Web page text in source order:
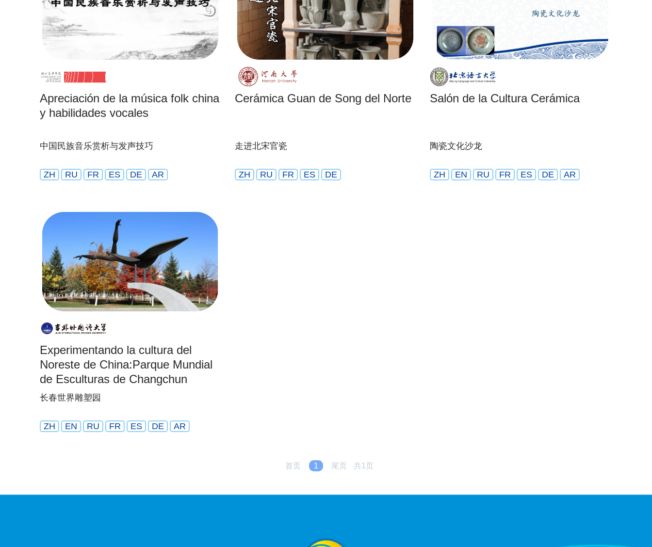
Apreciación de la música folk china
y habilidades vocales
中国民族音乐赏析与发声技巧
ZH RU FR ES DE AR
Cerámica Guan de Song del Norte
走进北宋官瓷
ZH RU FR ES DE
Salón de la Cultura Cerámica
陶瓷文化沙龙
ZH EN RU FR ES DE AR
Experimentando la cultura del
Noreste de China:Parque Mundial
de Esculturas de Changchun
长春世界雕塑园
ZH EN RU FR ES DE AR
首页 1 尾页 共1页